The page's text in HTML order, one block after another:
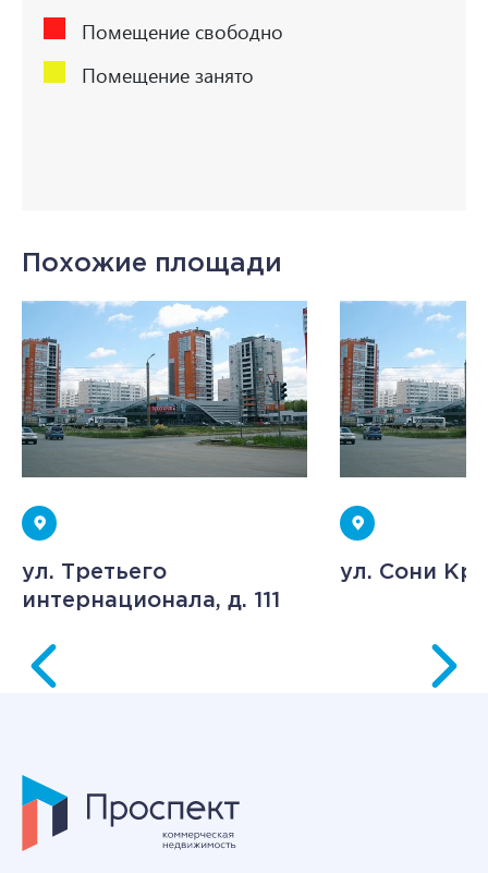
Похожие площади
ул. Третьего
интернационала, д. 111
ул. Сони